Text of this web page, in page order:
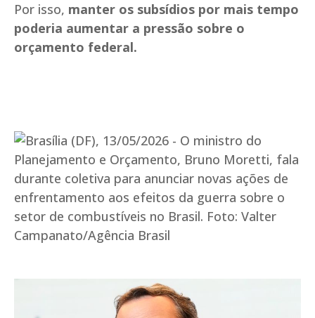
Por isso, manter os subsídios por mais tempo
poderia aumentar a pressão sobre o
orçamento federal.